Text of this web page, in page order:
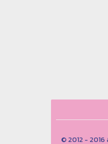
© 2012 - 2016